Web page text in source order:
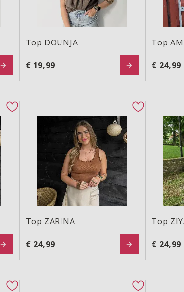
Top DOUNJA
€ 19,99
Top
€ 24,99
favorite
Top ZARINA
€ 24,99
Top
€ 24,99